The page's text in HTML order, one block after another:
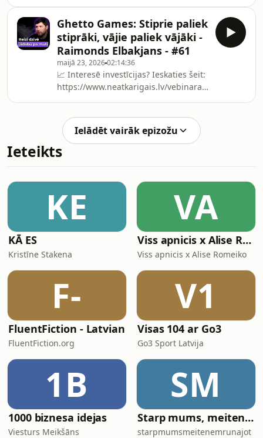
***Paldies
📩 Pieraksties maniem iknedēļas
investīciju e-
pastiem:https://valtersvalters.lv/podcasty***🔗
ViesisMārtiņš Kazāks ir ekonomists un
Latvijas Bankas prezidents.***Paldies
atbalstītājiem 🙏☕️Kalve Coffee Kafij
Ghetto Games: Stiprie paliek
stiprāki, vājie paliek vājāki -
Raimonds Elbakjans - #61
maijā 23, 202602:14:36
📈 Interesē investīcijas? Ieskaties šeit:
https://www.neatkarigais.lv/vebinara-
📩 Pieraksties maniem iknedēļas
investīciju e-pastiem:
https://valtersvalters.lv/podcasty***🔗
ViesisGhetto Games dibinātājs un
Elbakjanshttps://www.instagram.com/
Ielādēt vairāk epizožu
Ieteikts
KE
KĀ ES
Kristīne Stakena
VA
Viss apnicis x Alise Romeiko
Viss apnicis x Alise Romeiko
F-
FluentFiction - Latvian
FluentFiction.org
V1
Visas 104 ar Go3
Go3 Sport Latvija
1B
1000 biznesa idejas
Viesturs Meikšāns
SM
Starp mums, meitenēm, runājot
starpmumsmeitenemrunajot